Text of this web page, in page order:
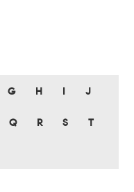
G H J
Q R S T